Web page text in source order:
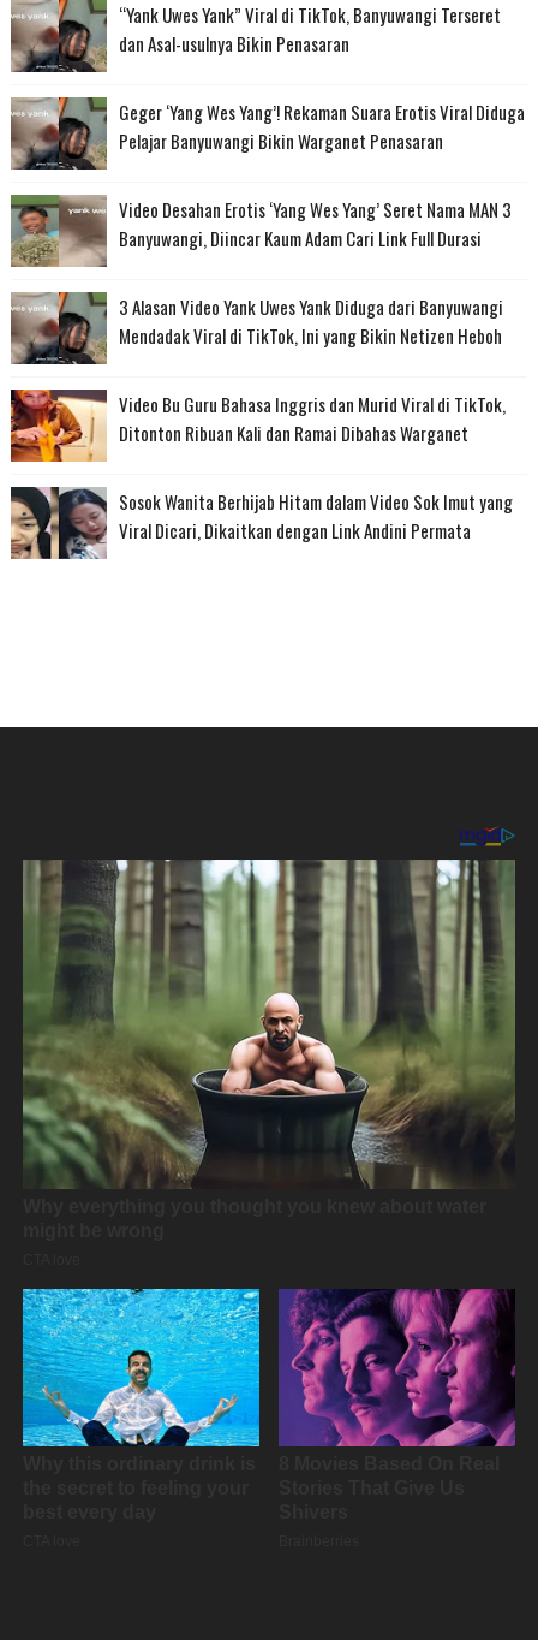
“Yank Uwes Yank” Viral di TikTok, Banyuwangi Terseret
dan Asal-usulnya Bikin Penasaran
Geger ‘Yang Wes Yang’! Rekaman Suara Erotis Viral Diduga
Pelajar Banyuwangi Bikin Warganet Penasaran
Video Desahan Erotis ‘Yang Wes Yang’ Seret Nama MAN 3
Banyuwangi, Diincar Kaum Adam Cari Link Full Durasi
3 Alasan Video Yank Uwes Yank Diduga dari Banyuwangi
Mendadak Viral di TikTok, Ini yang Bikin Netizen Heboh
Video Bu Guru Bahasa Inggris dan Murid Viral di TikTok,
Ditonton Ribuan Kali dan Ramai Dibahas Warganet
Sosok Wanita Berhijab Hitam dalam Video Sok Imut yang
Viral Dicari, Dikaitkan dengan Link Andini Permata